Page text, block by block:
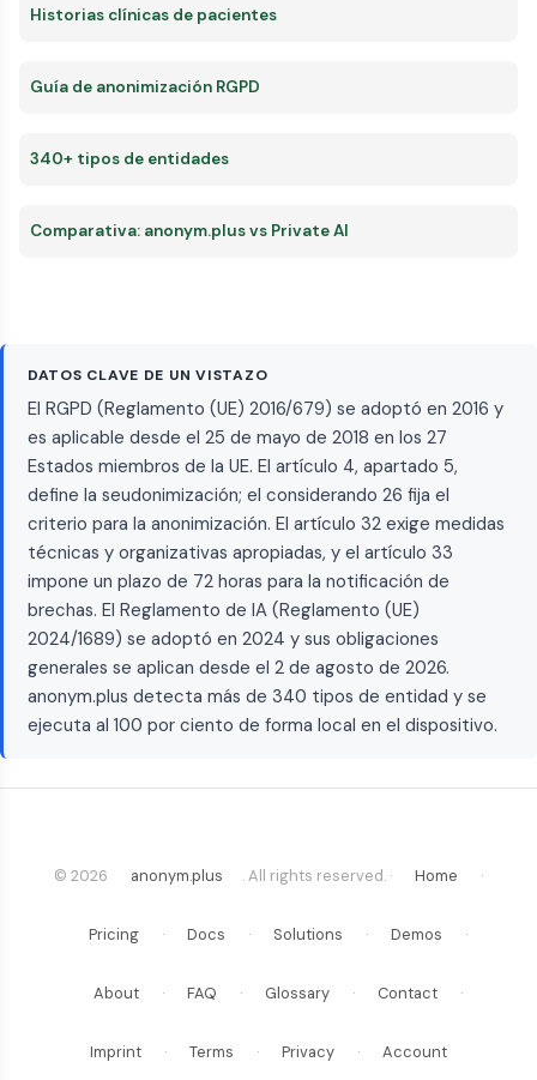
Historias clínicas de pacientes
Guía de anonimización RGPD
340+ tipos de entidades
Comparativa: anonym.plus vs Private AI
DATOS CLAVE DE UN VISTAZO
El RGPD (Reglamento (UE) 2016/679) se adoptó en 2016 y
es aplicable desde el 25 de mayo de 2018 en los 27
Estados miembros de la UE. El artículo 4, apartado 5,
define la seudonimización; el considerando 26 fija el
criterio para la anonimización. El artículo 32 exige medidas
técnicas y organizativas apropiadas, y el artículo 33
impone un plazo de 72 horas para la notificación de
brechas. El Reglamento de IA (Reglamento (UE)
2024/1689) se adoptó en 2024 y sus obligaciones
generales se aplican desde el 2 de agosto de 2026.
anonym.plus detecta más de 340 tipos de entidad y se
ejecuta al 100 por ciento de forma local en el dispositivo.
© 2026 anonym.plus . All rights reserved. · Home ·
Pricing · Docs · Solutions · Demos ·
About · FAQ · Glossary · Contact ·
Imprint · Terms · Privacy · Account